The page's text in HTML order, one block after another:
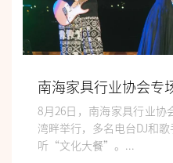
8月26日，南海家具行业
湾畔举行，多名电台DJ和
听“文化大餐”。...